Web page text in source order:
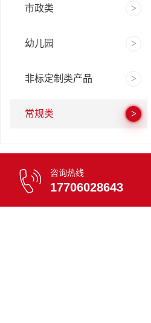
市政类
幼儿园
非标定制类产品
常规类
咨询热线
17706028643